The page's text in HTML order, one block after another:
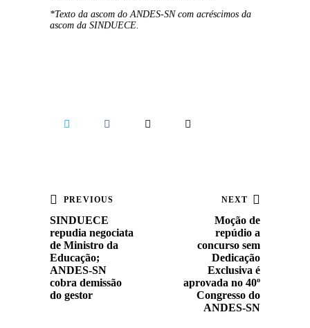
*Texto da ascom do ANDES-SN com acréscimos da
ascom da SINDUECE.
PREVIOUS
SINDUECE
repudia negociata
de Ministro da
Educação;
ANDES-SN
cobra demissão
do gestor
NEXT
Moção de
repúdio a
concurso sem
Dedicação
Exclusiva é
aprovada no 40º
Congresso do
ANDES-SN